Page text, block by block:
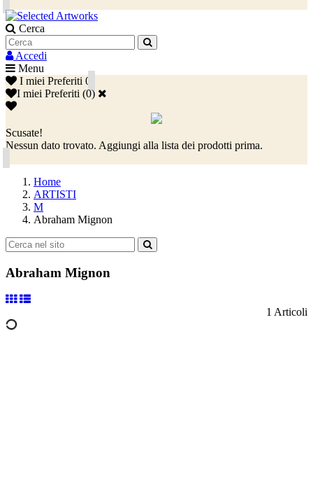
Cerca
Accedi
Menu
I miei Preferiti 0
I miei Preferiti (0)
Scusate!
Nessun dato trovato. Aggiungi alla lista dei prodotti prima.
Home
ARTISTI
M
Abraham Mignon
Abraham Mignon
1 Articoli